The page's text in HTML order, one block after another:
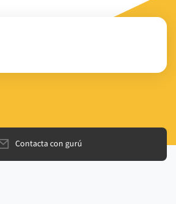
Contacta con gurú